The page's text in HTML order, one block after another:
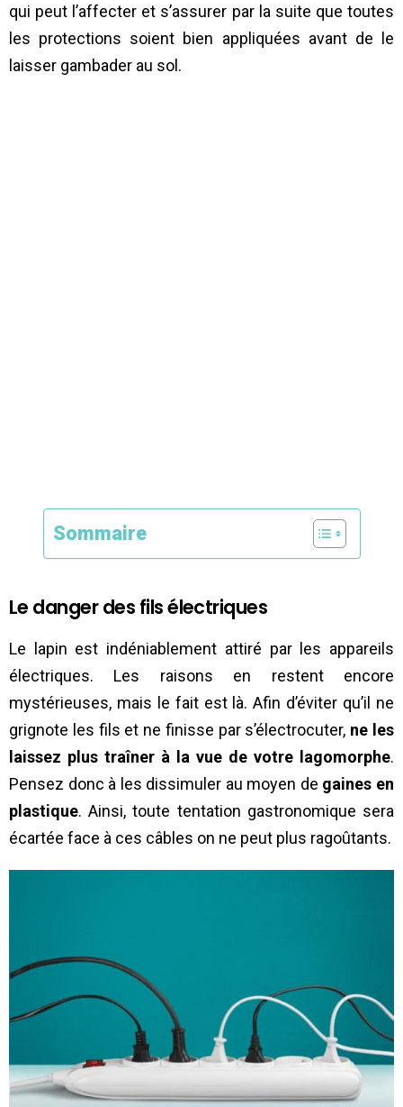
qui peut l’affecter et s’assurer par la suite que toutes
les protections soient bien appliquées avant de le
laisser gambader au sol.
Sommaire
Le danger des fils électriques
Le lapin est indéniablement attiré par les appareils
électriques. Les raisons en restent encore
mystérieuses, mais le fait est là. Afin d’éviter qu’il ne
grignote les fils et ne finisse par s’électrocuter, ne les
laissez plus traîner à la vue de votre lagomorphe.
Pensez donc à les dissimuler au moyen de gaines en
plastique. Ainsi, toute tentation gastronomique sera
écartée face à ces câbles on ne peut plus ragoûtants.